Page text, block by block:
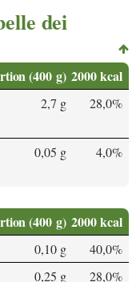
dei
(400 g) 2000 kcal
2,7 g 28,0%
0,05 g 4,0%
(400 g) 2000 kcal
0,10 g
40,0%
0,25 g
28,0%